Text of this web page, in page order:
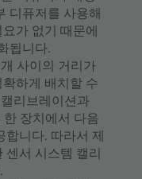
디퓨저를 사용해
가 없기 때문에
됩니다.
사이의 거리가
하게 배치할 수
리브레이션과
장치에서 다음
합니다. 따라서 제
센서 시스템 캘리